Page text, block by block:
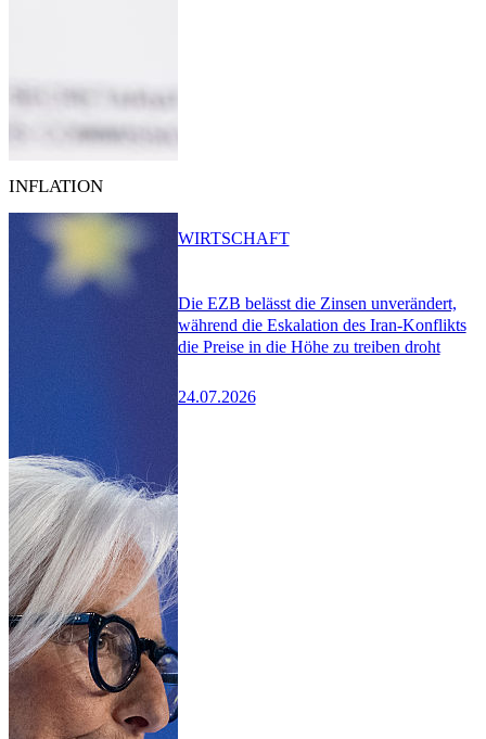
INFLATION
Die EZB belässt die Zinsen unverändert,
während die Eskalation des Iran-Konflikts
die Preise in die Höhe zu treiben droht
24.07.2026
WIRTSCHAFT